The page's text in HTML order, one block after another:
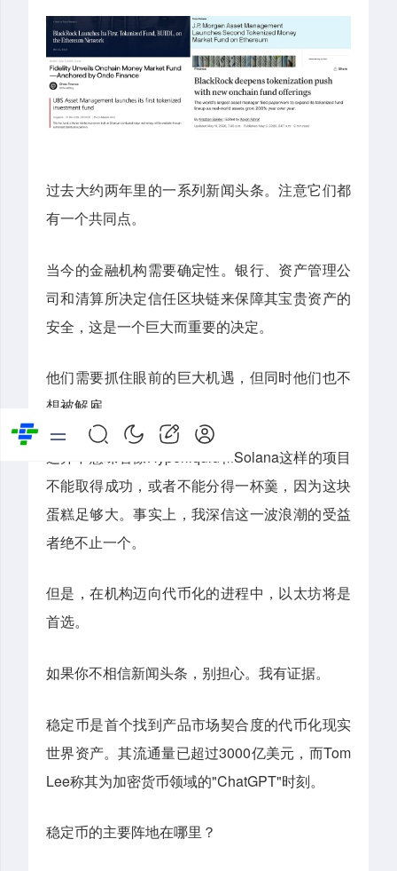
过去大约两年里的一系列新闻头条。注意它们都
有一个共同点。
当今的金融机构需要确定性。银行、资产管理公
司和清算所决定信任区块链来保障其宝贵资产的
安全，这是一个巨大而重要的决定。
他们需要抓住眼前的巨大机遇，但同时他们也不
想被解雇。
这并不意味着像Hyperliquid和Solana这样的项目
不能取得成功，或者不能分得一杯羹，因为这块
蛋糕足够大。事实上，我深信这一波浪潮的受益
者绝不止一个。
但是，在机构迈向代币化的进程中，以太坊将是
首选。
如果你不相信新闻头条，别担心。我有证据。
稳定币是首个找到产品市场契合度的代币化现实
世界资产。其流通量已超过3000亿美元，而Tom
Lee称其为加密货币领域的"ChatGPT"时刻。
稳定币的主要阵地在哪里？